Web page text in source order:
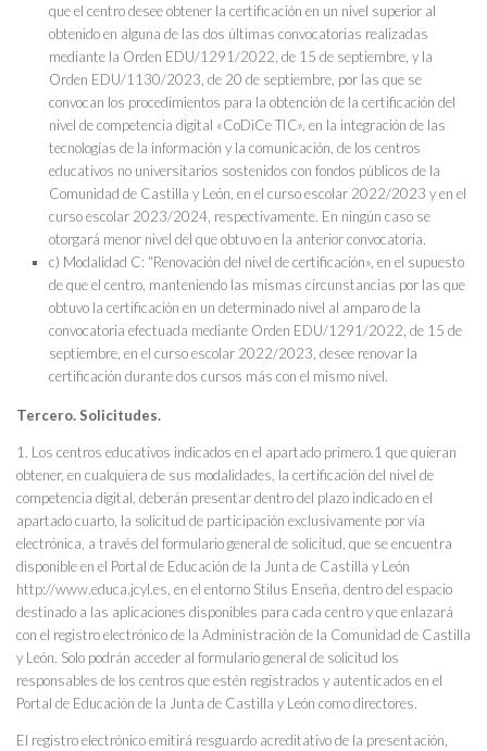
que el centro desee obtener la certificación en un nivel superior al
obtenido en alguna de las dos últimas convocatorias realizadas
mediante la Orden EDU/1291/2022, de 15 de septiembre, y la
Orden EDU/1130/2023, de 20 de septiembre, por las que se
convocan los procedimientos para la obtención de la certificación del
nivel de competencia digital «CoDiCe TIC», en la integración de las
tecnologías de la información y la comunicación, de los centros
educativos no universitarios sostenidos con fondos públicos de la
Comunidad de Castilla y León, en el curso escolar 2022/2023 y en el
curso escolar 2023/2024, respectivamente. En ningún caso se
otorgará menor nivel del que obtuvo en la anterior convocatoria.
c) Modalidad C: “Renovación del nivel de certificación», en el supuesto
de que el centro, manteniendo las mismas circunstancias por las que
obtuvo la certificación en un determinado nivel al amparo de la
convocatoria efectuada mediante Orden EDU/1291/2022, de 15 de
septiembre, en el curso escolar 2022/2023, desee renovar la
certificación durante dos cursos más con el mismo nivel.
Tercero. Solicitudes.
1. Los centros educativos indicados en el apartado primero.1 que quieran
obtener, en cualquiera de sus modalidades, la certificación del nivel de
competencia digital, deberán presentar dentro del plazo indicado en el
apartado cuarto, la solicitud de participación exclusivamente por vía
electrónica, a través del formulario general de solicitud, que se encuentra
disponible en el Portal de Educación de la Junta de Castilla y León
http://www.educa.jcyl.es, en el entorno Stilus Enseña, dentro del espacio
destinado a las aplicaciones disponibles para cada centro y que enlazará
con el registro electrónico de la Administración de la Comunidad de Castilla
y León. Solo podrán acceder al formulario general de solicitud los
responsables de los centros que estén registrados y autenticados en el
Portal de Educación de la Junta de Castilla y León como directores.
El registro electrónico emitirá resguardo acreditativo de la presentación,